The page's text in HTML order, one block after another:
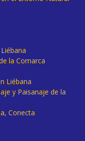
la Comarca
Liébana
y Paisanaje de la
Conecta